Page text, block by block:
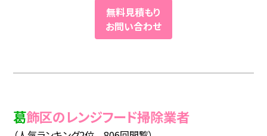
無料見積もり
お問い合わせ
葛飾区のレンジフード掃除業者